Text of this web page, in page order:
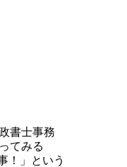
書士事務
てみる
！」という